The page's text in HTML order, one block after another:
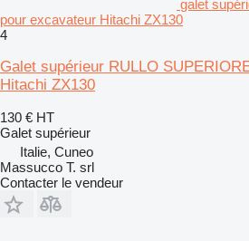
galet
pour excavateur Hitachi ZX130
4
Galet supérieur RULLO
Hitachi ZX130
130 € HT
Galet supérieur
Italie, Cuneo
Massucco T. srl
Contacter le vendeur